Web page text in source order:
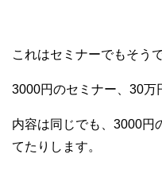
これはセミナーでもそうで
3000円のセミナー、30万
内容は同じでも、3000円
てたりします。